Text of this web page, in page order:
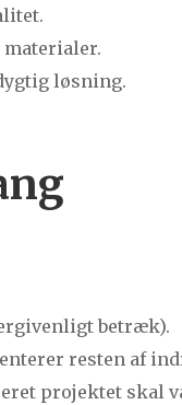
løsning.
betræk).
resten af
projektet skal